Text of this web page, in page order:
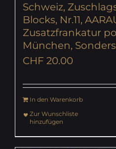
Schweiz,
Blocks, Nr.11,
Zusatzfrankatur
München,
CHF 20.00
In den Warenkorb
Zur Wunschliste
hinzufügen